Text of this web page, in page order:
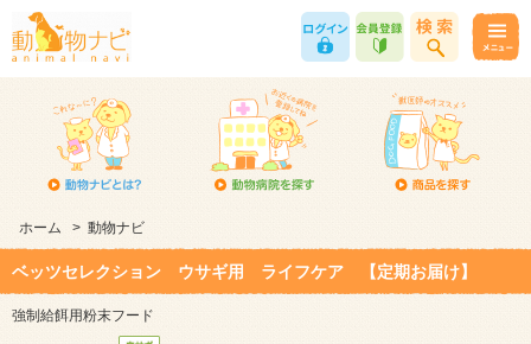
ホーム > 動物ナビ
ベッツセレクション ウサギ用 ライフケア 【定期お届け】
強制給餌用粉末フード